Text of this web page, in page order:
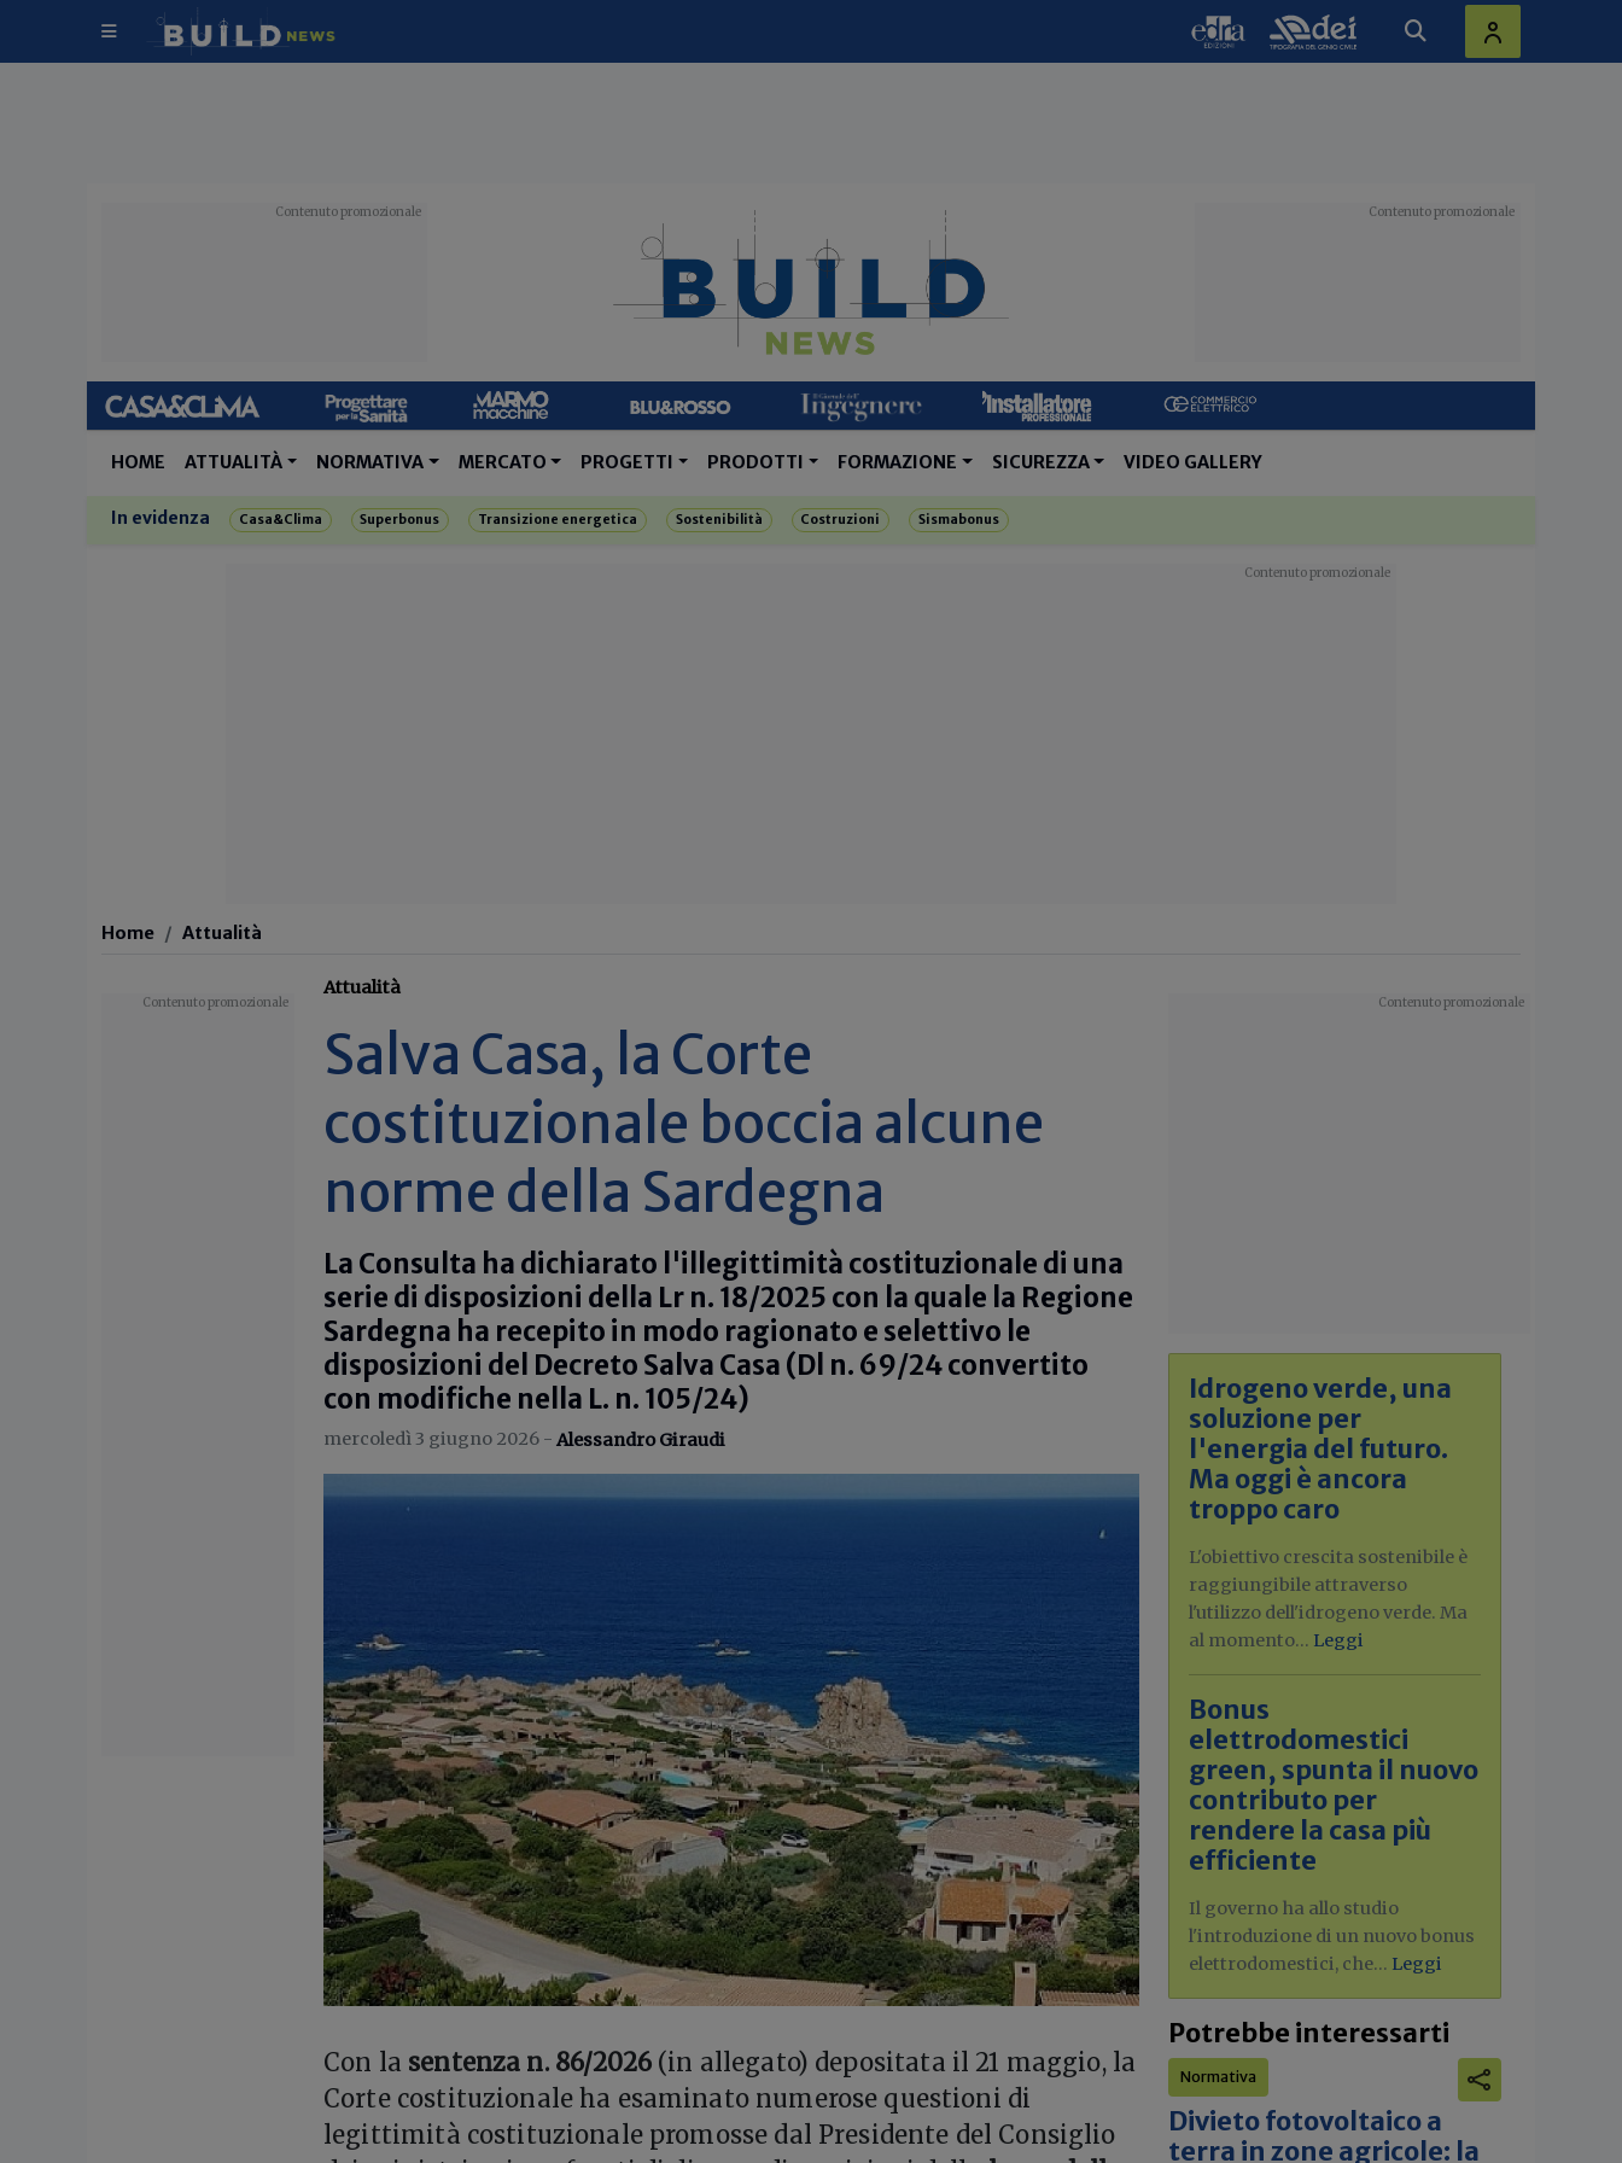
HOME ATTUALITÀ NORMATIVA MERCATO PROGETTI PRODOTTI FORMAZIONE SICUREZZA VIDEO GALLERY
In evidenza Casa&Clima Superbonus Transizione energetica Sostenibilità Costruzioni Sismabonus
Home Attualità
Attualità
Salva Casa, la Corte
costituzionale boccia alcune
norme della Sardegna
La Consulta ha dichiarato l'illegittimità costituzionale di una
serie di disposizioni della Lr n. 18/2025 con la quale la Regione
Sardegna ha recepito in modo ragionato e selettivo le
disposizioni del Decreto Salva Casa (Dl n. 69/24 convertito
con modifiche nella L. n. 105/24)
mercoledì 3 giugno 2026 - Alessandro Giraudi
Con la sentenza n. 86/2026(in allegato) depositata il 21 maggio, la
Corte costituzionale ha esaminato numerose questioni di
legittimità costituzionale promosse dal Presidente del Consiglio
Idrogeno verde, una
soluzione per
l'energia del futuro.
Ma oggi è ancora
troppo caro
L'obiettivo crescita sostenibile è
raggiungibile attraverso
l'utilizzo dell'idrogeno verde. Ma
al momento... Leggi
Bonus
elettrodomestici
green, spunta il nuovo
contributo per
rendere la casa più
efficiente
Il governo ha allo studio
l'introduzione di un nuovo bonus
elettrodomestici, che... Leggi
Potrebbe interessarti
Normativa
Divieto fotovoltaico a
terra in zone agricole: la